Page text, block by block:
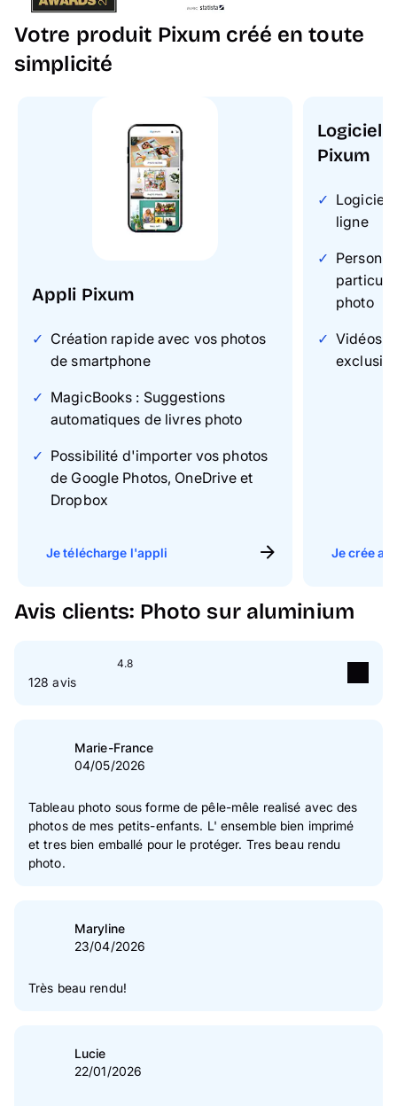
Votre produit Pixum créé en toute
simplicité
Appli Pixum
Création rapide avec vos photos
de smartphone
MagicBooks : Suggestions
automatiques de livres photo
Possibilité d'importer vos photos
de Google Photos, OneDrive et
Dropbox
Je télécharge l'appli
Logiciel
Pixum
Logiciel
ligne
photo
Vidéos
Je crée
Avis clients: Photo sur aluminium
4.8
128 avis
étoile(s)
étoile(s)
2 étoile(s)
2 %
1 étoile(s) 0 %
Vérification des avis des clients
Marie-France
04/05/2026
Tableau photo sous forme de pêle-mêle realisé avec des
photos de mes petits-enfants. L' ensemble bien imprimé
et tres bien emballé pour le protéger. Tres beau rendu
photo.
Maryline
23/04/2026
Très beau rendu!
Lucie
22/01/2026